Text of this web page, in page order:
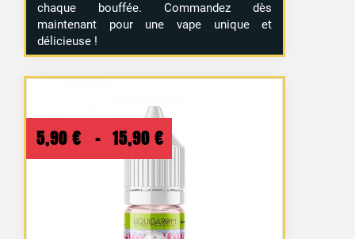
chaque bouffée. Commandez dès
maintenant pour une vape unique et
délicieuse !
5,90 € – 15,90 € Plage
de
prix :
5,90 €